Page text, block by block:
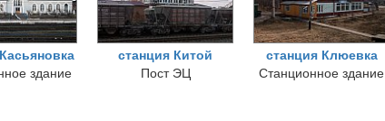
здание
станция Китой
Пост ЭЦ
станция Клюевка
Станционное здание